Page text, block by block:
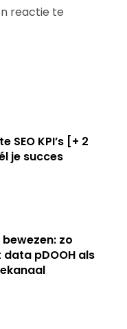
reactie te
SEO KPI’s [+ 2
je succes
zo
pDOOH als